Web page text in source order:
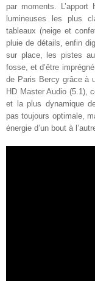
par moments.
lumineuses les plus
tableaux (neige et
pluie de détails, enfin
sur place, les pistes
fosse, et d’être
de Paris Bercy grâce à
HD Master Audio (5.1),
et la plus dynamique
pas toujours optimale,
énergie d’un bout à